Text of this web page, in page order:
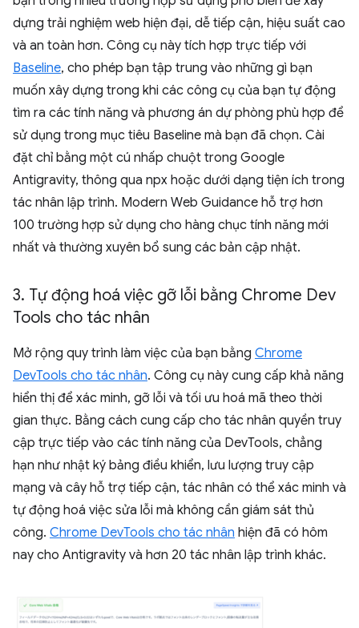
dựng trải nghiệm web hiện đại, dễ tiếp cận, hiệu suất cao
và an toàn hơn. Công cụ này tích hợp trực tiếp với
Baseline, cho phép bạn tập trung vào những gì bạn
muốn xây dựng trong khi các công cụ của bạn tự động
tìm ra các tính năng và phương án dự phòng phù hợp để
sử dụng trong mục tiêu Baseline mà bạn đã chọn. Cài
đặt chỉ bằng một cú nhấp chuột trong Google
Antigravity, thông qua npx hoặc dưới dạng tiện ích trong
tác nhân lập trình. Modern Web Guidance hỗ trợ hơn
100 trường hợp sử dụng cho hàng chục tính năng mới
nhất và thường xuyên bổ sung các bản cập nhật.
3. Tự động hoá việc gỡ lỗi bằng Chrome Dev
Tools cho tác nhân
Mở rộng quy trình làm việc của bạn bằng Chrome
DevTools cho tác nhân. Công cụ này cung cấp khả năng
hiển thị để xác minh, gỡ lỗi và tối ưu hoá mã theo thời
gian thực. Bằng cách cung cấp cho tác nhân quyền truy
cập trực tiếp vào các tính năng của DevTools, chẳng
hạn như nhật ký bảng điều khiển, lưu lượng truy cập
mạng và cây hỗ trợ tiếp cận, tác nhân có thể xác minh và
tự động hoá việc sửa lỗi mà không cần giám sát thủ
công. Chrome DevTools cho tác nhân hiện đã có hôm
nay cho Antigravity và hơn 20 tác nhân lập trình khác.